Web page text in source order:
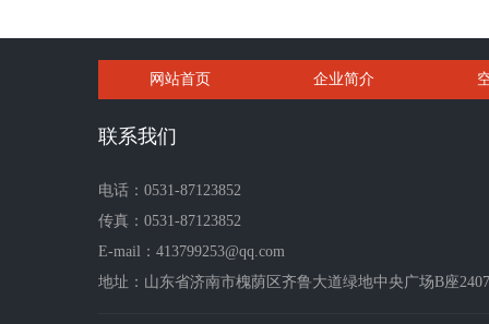
网站首页 企业简介
联系我们
电话：0531-87123852
传真：0531-87123852
E-mail：413799253@qq.com
地址：山东省济南市槐荫区齐鲁大道绿地中央广场B座